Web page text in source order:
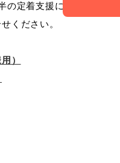
の定着支援によるサポー
ください。
）